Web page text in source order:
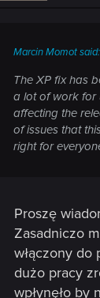
Marcin Momot said:
The XP fix has
a lot of work for
affecting the
of issues that
right for
Proszę
Zasadniczo
włączony do
dużo pracy
wpłynęło by